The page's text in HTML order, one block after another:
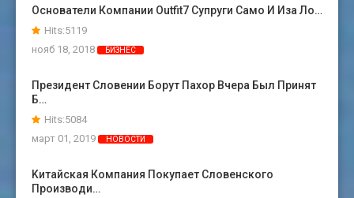
Основатели Компании Outfit7 Супруги Само И Иза Ло…
Hits:5119
нояб 18, 2018
БИЗНЕС
Президент Словении Борут Пахор Вчера Был Принят
Б…
Hits:5084
март 01, 2019
НОВОСТИ
Kитайская Компания Покупает Словенского
Производи…